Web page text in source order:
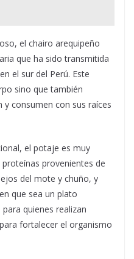
el chairo arequipeño
que ha sido transmitida
el sur del Perú. Este
sino que también
consumen con sus raíces
el potaje es muy
provenientes de
del mote y chuño, y
que sea un plato
quienes realizan
fortalecer el organismo